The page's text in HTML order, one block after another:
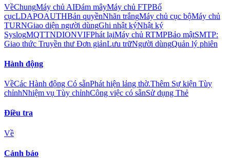
VềChungMáy chủ AIĐám mâyMáy chủ FTPBố
cụcLDAPOAUTHBản quyềnNhãn trắngMáy chủ cục bộMáy chủ
TURNGiao diện người dùngGhi nhật kýNhật ký
SyslogMQTTNDIONVIFPhát lạiMáy chủ RTMPBảo mậtSMTP:
Giao thức Truyền thư Đơn giảnLưu trữNgười dùngQuản lý phiên
Hành động
VềCác Hành động Có sẵnPhát hiện lảng thờ.Thêm Sự kiện Tùy
chỉnhNhiệm vụ Tùy chỉnhCông việc có sẵnSử dụng Thẻ
Điều tra
Về
Cảnh báo